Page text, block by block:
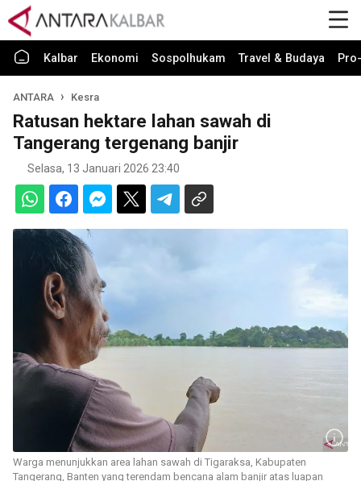
Kalbar Ekonomi Sospolhukam Travel & Budaya
ANTARA Kesra
Ratusan hektare lahan sawah di
Tangerang tergenang banjir
Selasa, 13 Januari 2026 23:40
Warga menunjukkan area lahan sawah di Tigaraksa, Kabupaten
Tangerang, Banten yang terendam bencana alam banjir atas luapan